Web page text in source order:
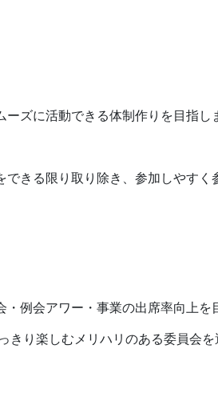
ズに活動できる体制作りを目指し
きる限り取り除き、参加しやすく
例会アワー・事業の出席率向上を
きり楽しむメリハリのある委員会を